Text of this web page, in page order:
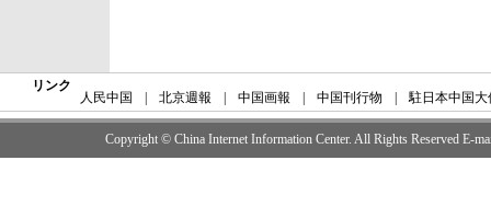
リンク
人民中国 北京週報 中国画報 中国刊行物 駐日本中国大
Copyright © China Internet Information Center. All Rights Reserved E-